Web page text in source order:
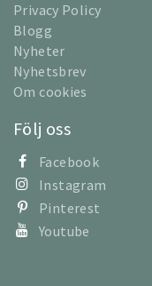
Privacy Policy
Blogg
Nyheter
Nyhetsbrev
Om cookies
Följ oss
Facebook
Instagram
Pinterest
Youtube